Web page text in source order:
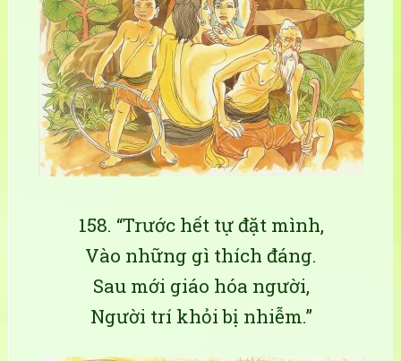
158. “Trước hết tự đặt mình,
Vào những gì thích đáng.
Sau mới giáo hóa người,
Người trí khỏi bị nhiễm.”